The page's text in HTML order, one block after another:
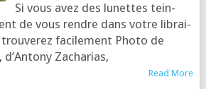
Si vous avez des lunettes tein­
de vous rendre dans votre librai­
faci­le­ment Pho­to de
Zacha­rias,
Read More